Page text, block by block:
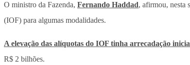
O ministro da Fazenda, Fernando Haddad, afirmou, nesta
(IOF) para algumas modalidades.
A elevação das alíquotas do IOF tinha arrecadação
R$ 2 bilhões.